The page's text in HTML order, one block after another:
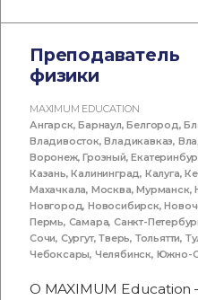
Преподаватель
физики
MAXIMUM EDUCATION
Ангарск,Барнаул,Белгород,
Владивосток,Владикавказ,
Воронеж,Грозный,
Казань,Калининград, Калуга,
Махачкала, Москва,Мурманск,
Новгород,Новосибирск,
Пермь, Самара,Санкт-
Сочи, Сургут,Тверь, Тольятти,
Чебоксары, Челябинск, Южно-
О MAXIMUM